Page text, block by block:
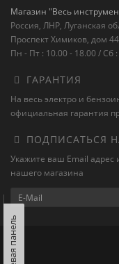
Магазин "Весь
Россия, ЛНР, Луганская
Проспект Химиков, дом 44
Пн - Пт : 10.00 - 18.00 / Сб
ГАРАНТИЯ
На весь электро и
официальная гарантия
ПОДПИСАТЬСЯ
Укажите ваш Email
нашего магазина
Левая панель